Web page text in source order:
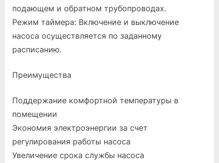
подающем и обратном трубопроводах.
Режим таймера: Включение и выключение
насоса осуществляется по заданному
расписанию.
Преимущества
Поддержание комфортной температуры в
помещении
Экономия электроэнергии за счет
регулирования работы насоса
Увеличение срока службы насоса